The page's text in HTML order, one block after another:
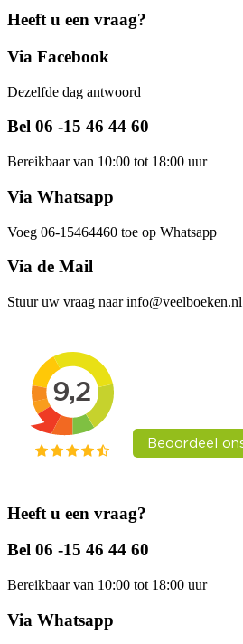
Heeft u een vraag?
Via Facebook
Dezelfde dag antwoord
Bel 06 -15 46 44 60
Bereikbaar van 10:00 tot 18:00 uur
Via Whatsapp
Voeg 06-15464460 toe op Whatsapp
Via de Mail
Stuur uw vraag naar info@veelboeken.nl
Heeft u een vraag?
Bel 06 -15 46 44 60
Bereikbaar van 10:00 tot 18:00 uur
Via Whatsapp